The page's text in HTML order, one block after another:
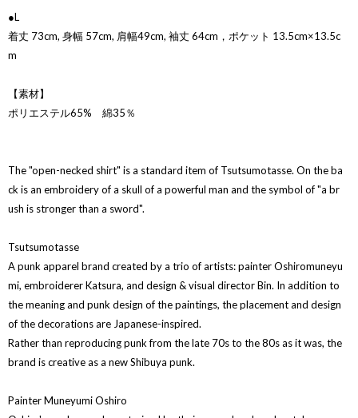
●L
着丈 73cm, 身幅 57cm, 肩幅49cm, 袖丈 64cm，ポケット 13.5cm×13.5c
m
【素材】
ポリエステル65% 綿35％
The "open-necked shirt" is a standard item of Tsutsumotasse. On the ba
ck is an embroidery of a skull of a powerful man and the symbol of "a br
ush is stronger than a sword".
Tsutsumotasse
A punk apparel brand created by a trio of artists: painter Oshiromuneyu
mi, embroiderer Katsura, and design & visual director Bin. In addition to
the meaning and punk design of the paintings, the placement and design
of the decorations are Japanese-inspired.
Rather than reproducing punk from the late 70s to the 80s as it was, the
brand is creative as a new Shibuya punk.
Painter Muneyumi Oshiro